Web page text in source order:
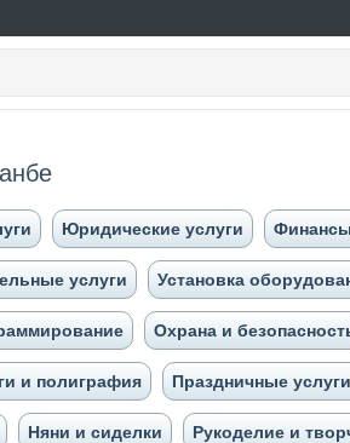
Юридические услуги
услуги Установка
Охрана и
и полиграфия Праздничные
Няни и сиделки Рукоделие и